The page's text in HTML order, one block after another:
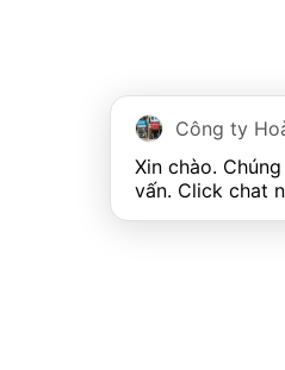
Công ty
Xin chào.
vấn. Click chat